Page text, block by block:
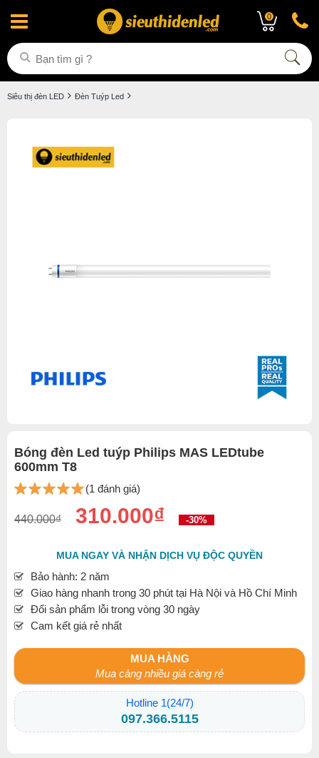
0
Siêu thị đèn LED Đèn Tuýp Led
Bóng đèn Led tuýp Philips MAS LEDtube
600mm T8
(1 đánh giá)
440.000₫ 310.000₫ -30%
MUA NGAY VÀ NHẬN DỊCH VỤ ĐỘC QUYỀN
Bảo hành: 2 năm
Giao hàng nhanh trong 30 phút tại Hà Nội và Hồ Chí Minh
Đổi sản phẩm lỗi trong vòng 30 ngày
Cam kết giá rẻ nhất
MUA HÀNG
Mua càng nhiều giá càng rẻ
Hotline 1(24/7)
097.366.5115